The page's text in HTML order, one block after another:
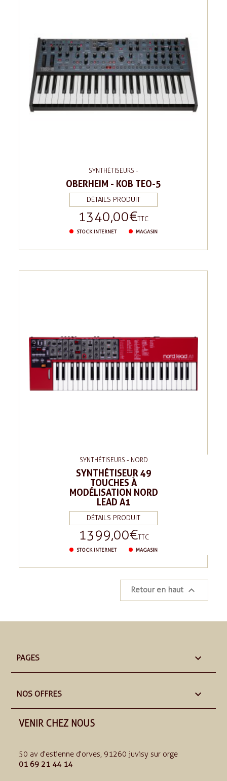
SYNTHÉTISEURS -
OBERHEIM - KOB TEO-5
DÉTAILS PRODUIT
Prix
1 340,00 €TTC
STOCK INTERNET MAGASIN
SYNTHÉTISEURS - NORD
SYNTHÉTISEUR 49
TOUCHES À
MODÉLISATION NORD
LEAD A1
DÉTAILS PRODUIT
Prix
1 399,00 €TTC
STOCK INTERNET MAGASIN
Retour en haut 
PAGES 
NOS OFFRES 
VENIR CHEZ NOUS
50 av d'estienne d'orves, 91260 juvisy sur orge
01 69 21 44 14